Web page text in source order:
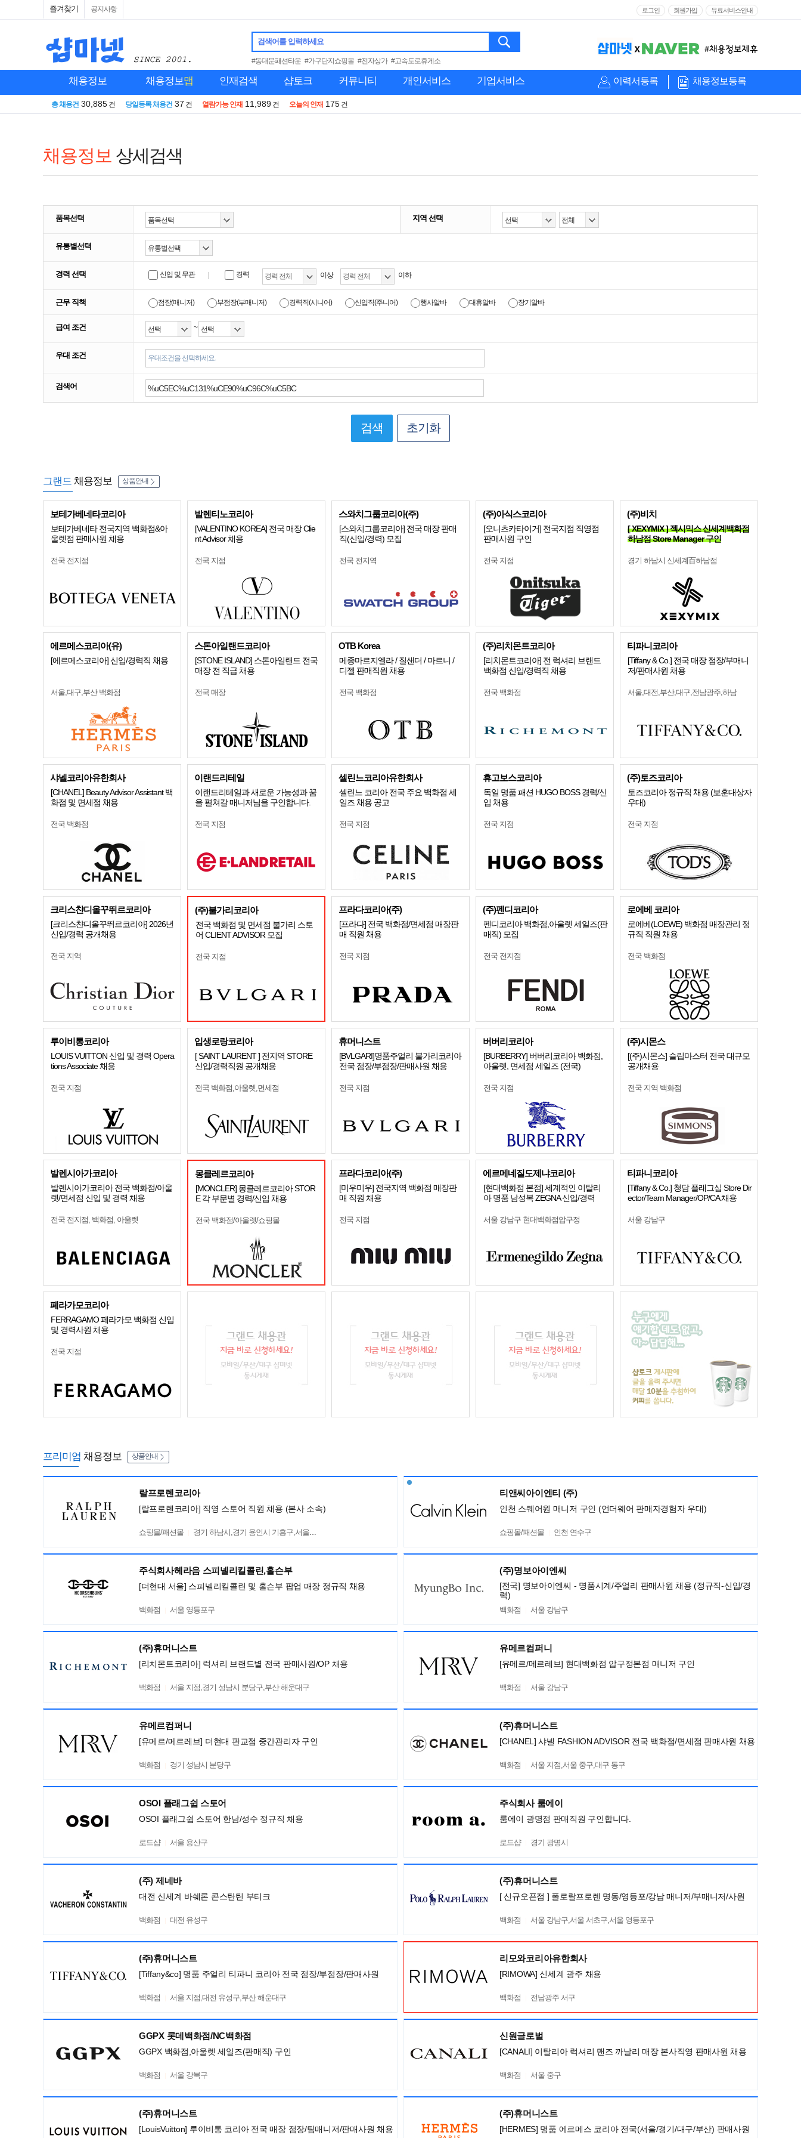
즐겨찾기 공지사항 로그인 회원가입 유료서비스안내
검색어를 입력하세요
#동대문패션타운 #가구단지쇼핑몰 #전자상가 #고속도로휴게소
채용정보 채용정보맵 인재검색 샵토크 커뮤니티 개인서비스 기업서비스 이력서등록 채용정보등록
총 채용건 30,885 건 당일등록 채용건 37 건 열람가능 인재 11,989 건 오늘의 인재 175 건
채용정보 상세검색
품목선택 지역 선택
유통별선택
경력 선택 신입 및 무관 경력 이상 이하
근무 직책 점장(매니저) 부점장(부매니저) 경력직(시니어) 신입직(주니어) 행사알바 대휴알바 장기알바
급여 조건 ~
우대 조건 우대조건을 선택하세요.
검색어
검색 초기화
그랜드 채용정보 상품안내
보테가베네타코리아
보테가베네타 전국지역 백화점&아
울렛점 판매사원 채용
전국 전지점
발렌티노코리아
[VALENTINO KOREA] 전국 매장 Clie
nt Advisor 채용
전국 지점
스와치그룹코리아(주)
[스와치그룹코리아] 전국 매장 판매
직(신입/경력) 모집
전국 전지역
(주)아식스코리아
[오니츠카타이거] 전국지점 직영점
판매사원 구인
전국 지점
(주)비치
[ XEXYMIX ] 젝시믹스 신세계백화점
하남점 Store Manager 구인
경기 하남시 신세계百하남점
에르메스코리아(유)
[에르메스코리아] 신입/경력직 채용
서울,대구,부산 백화점
스톤아일랜드코리아
[STONE ISLAND] 스톤아일랜드 전국
매장 전 직급 채용
전국 매장
OTB Korea
메종마르지엘라 / 질샌더 / 마르니 /
디젤 판매직원 채용
전국 백화점
(주)리치몬트코리아
[리치몬트코리아] 전 럭셔리 브랜드
백화점 신입/경력직 채용
전국 백화점
티파니코리아
[Tiffany & Co.] 전국 매장 점장/부매니
저/판매사원 채용
서울,대전,부산,대구,전남광주,하남
샤넬코리아유한회사
[CHANEL] Beauty Advisor Assistant 백
화점 및 면세점 채용
전국 백화점
이랜드리테일
이랜드리테일과 새로운 가능성과 꿈
을 펼쳐갈 매니저님을 구인합니다.
전국 지점
셀린느코리아유한회사
셀린느 코리아 전국 주요 백화점 세
일즈 채용 공고
전국 지점
휴고보스코리아
독일 명품 패션 HUGO BOSS 경력/신
입 채용
전국 지점
(주)토즈코리아
토즈코리아 정규직 채용 (보훈대상자
우대)
전국 지점
크리스챤디올꾸뛰르코리아
[크리스챤디올꾸뛰르코리아] 2026년
신입/경력 공개채용
전국 지역
(주)불가리코리아
전국 백화점 및 면세점 불가리 스토
어 CLIENT ADVISOR 모집
전국 지점
프라다코리아(주)
[프라다] 전국 백화점/면세점 매장판
매 직원 채용
전국 지점
(주)펜디코리아
펜디코리아 백화점,아울렛 세일즈(판
매직) 모집
전국 전지점
로에베 코리아
로에베(LOEWE) 백화점 매장관리 정
규직 직원 채용
전국 백화점
루이비통코리아
LOUIS VUITTON 신입 및 경력 Opera
tions Associate 채용
전국 지점
입생로랑코리아
[ SAINT LAURENT ] 전지역 STORE
신입/경력직원 공개채용
전국 백화점,아울렛,면세점
휴머니스트
[BVLGARI]명품주얼리 불가리코리아
전국 점장/부점장/판매사원 채용
전국 지점
버버리코리아
[BURBERRY] 버버리코리아 백화점,
아울렛, 면세점 세일즈 (전국)
전국 지점
(주)시몬스
[(주)시몬스] 슬립마스터 전국 대규모
공개채용
전국 지역 백화점
발렌시아가코리아
발렌시아가코리아 전국 백화점/아울
렛/면세점 신입 및 경력 채용
전국 전지점, 백화점, 아울렛
몽클레르코리아
[MONCLER] 몽클레르코리아 STOR
E 각 부문별 경력/신입 채용
전국 백화점/아울렛/쇼핑몰
프라다코리아(주)
[미우미우] 전국지역 백화점 매장판
매 직원 채용
전국 지점
에르메네질도제냐코리아
[현대백화점 본점] 세계적인 이탈리
아 명품 남성복 ZEGNA 신입/경력
서울 강남구 현대백화점압구정
티파니코리아
[Tiffany & Co.] 청담 플래그십 Store Dir
ector/Team Manager/OP/CA 채용
서울 강남구
페라가모코리아
FERRAGAMO 페라가모 백화점 신입
및 경력사원 채용
전국 지점
프리미엄 채용정보 상품안내
랄프로렌코리아
[랄프로렌코리아] 직영 스토어 직원 채용 (본사 소속)
쇼핑몰/패션몰 경기 하남시,경기 용인시 기흥구,서울 서초구
티앤씨아이엔티 (주)
인천 스퀘어원 매니저 구인 (언더웨어 판매자경험자 우대)
쇼핑몰/패션몰 인천 연수구
주식회사헤라음 스피넬리킬콜린,홀슨부
[더현대 서울] 스피넬리킬콜린 및 홀슨부 팝업 매장 정규직 채용
백화점 서울 영등포구
(주)명보아이엔씨
[전국] 명보아이엔씨 - 명품시계/주얼리 판매사원 채용 (정규직-신입/경
력)
백화점 서울 강남구
(주)휴머니스트
[리치몬트코리아] 럭셔리 브랜드별 전국 판매사원/OP 채용
백화점 서울 지점,경기 성남시 분당구,부산 해운대구
유메르컴퍼니
[유메르/메르레브] 현대백화점 압구정본점 매니저 구인
백화점 서울 강남구
유메르컴퍼니
[유메르/메르레브] 더현대 판교점 중간관리자 구인
백화점 경기 성남시 분당구
(주)휴머니스트
[CHANEL] 샤넬 FASHION ADVISOR 전국 백화점/면세점 판매사원 채용
백화점 서울 지점,서울 중구,대구 동구
OSOI 플래그쉽 스토어
OSOI 플래그쉽 스토어 한남/성수 정규직 채용
로드샵 서울 용산구
주식회사 룸에이
룸에이 광명점 판매직원 구인합니다.
로드샵 경기 광명시
(주) 제네바
대전 신세계 바쉐론 콘스탄틴 부티크
백화점 대전 유성구
(주)휴머니스트
[ 신규오픈점 ] 폴로랄프로렌 명동/영등포/강남 매니저/부매니저/사원
백화점 서울 강남구,서울 서초구,서울 영등포구
(주)휴머니스트
[Tiffany&co] 명품 주얼리 티파니 코리아 전국 점장/부점장/판매사원
백화점 서울 지점,대전 유성구,부산 해운대구
리모와코리아유한회사
[RIMOWA] 신세계 광주 채용
백화점 전남광주 서구
GGPX 롯데백화점/NC백화점
GGPX 백화점,아울렛 세일즈(판매직) 구인
백화점 서울 강북구
신원글로벌
[CANALI] 이탈리아 럭셔리 맨즈 까날리 매장 본사직영 판매사원 채용
백화점 서울 중구
(주)휴머니스트
[LouisVuitton] 루이비통 코리아 전국 매장 점장/팀매니저/판매사원 채용
(주)휴머니스트
[HERMES] 명품 에르메스 코리아 전국(서울/경기/대구/부산) 판매사원